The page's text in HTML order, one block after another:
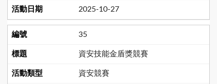
2025-10-27
35
資安技能金盾獎競賽
資安競賽